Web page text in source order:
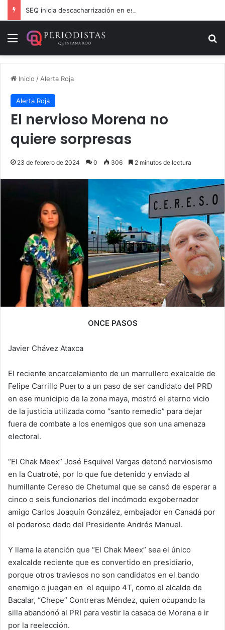
Menú
Inicio / Alerta Roja
Alerta Roja
El nervioso Morena no
quiere sorpresas
23 de febrero de 2024 0 306 2 minutos de lectura
ONCE PASOS
Javier Chávez Ataxca
El reciente encarcelamiento de un marrullero exalcalde de
Felipe Carrillo Puerto a un paso de ser candidato del PRD
en ese municipio de la zona maya, mostró el eterno vicio
de la justicia utilizada como “santo remedio” para dejar
fuera de combate a los enemigos que son una amenaza
electoral.
“El Chak Meex” José Esquivel Vargas detonó nerviosismo
en la Cuatroté, por lo que fue detenido y enviado al
humillante Cereso de Chetumal que se cansó de esperar a
cinco o seis funcionarios del incómodo exgobernador
amigo Carlos Joaquín González, embajador en Canadá por
el poderoso dedo del Presidente Andrés Manuel.
Y llama la atención que “El Chak Meex” sea el único
exalcalde reciente que es convertido en presidiario,
porque otros traviesos no son candidatos en el bando
enemigo o juegan en el equipo 4T, como el alcalde de
Bacalar, “Chepe” Contreras Méndez, quien ocupando la
silla abandonó al PRI para vestir la casaca de Morena e ir
por la reelección.